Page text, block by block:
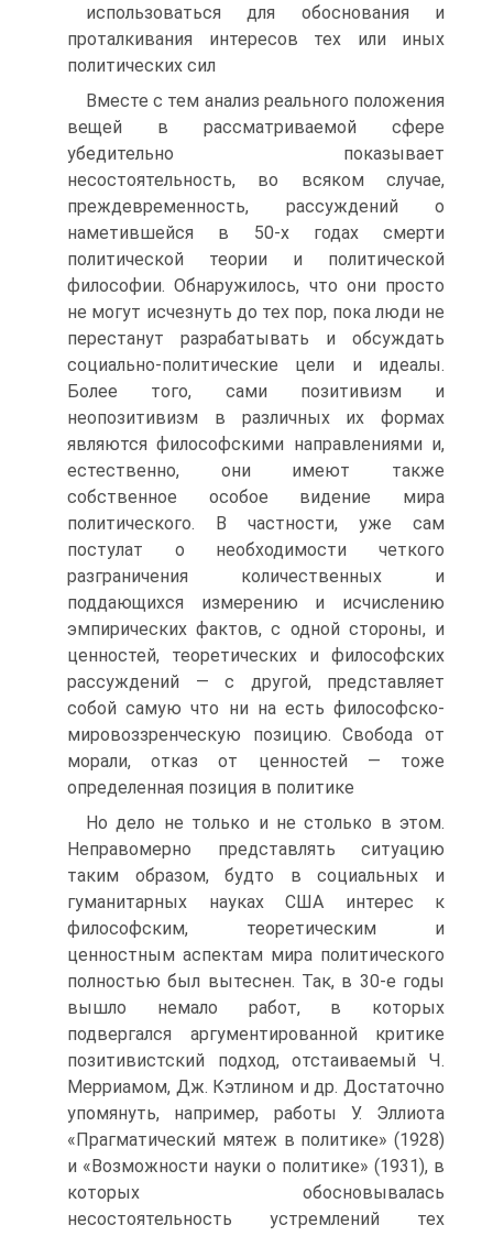
использоваться для обоснования и
проталкивания интересов тех или иных
политических сил
Вместе с тем анализ реального положения
вещей в рассматриваемой сфере
убедительно показывает
несостоятельность, во всяком случае,
преждевременность, рассуждений о
наметившейся в 50-х годах смерти
политической теории и политической
философии. Обнаружилось, что они просто
не могут исчезнуть до тех пор, пока люди не
перестанут разрабатывать и обсуждать
социально-политические цели и идеалы.
Более того, сами позитивизм и
неопозитивизм в различных их формах
являются философскими направлениями и,
естественно, они имеют также
собственное особое видение мира
политического. В частности, уже сам
постулат о необходимости четкого
разграничения количественных и
поддающихся измерению и исчислению
эмпирических фактов, с одной стороны, и
ценностей, теоретических и философских
рассуждений — с другой, представляет
собой самую что ни на есть философско-
мировоззренческую позицию. Свобода от
морали, отказ от ценностей — тоже
определенная позиция в политике
Но дело не только и не столько в этом.
Неправомерно представлять ситуацию
таким образом, будто в социальных и
гуманитарных науках США интерес к
философским, теоретическим и
ценностным аспектам мира политического
полностью был вытеснен. Так, в 30-е годы
вышло немало работ, в которых
подвергался аргументированной критике
позитивистский подход, отстаиваемый Ч.
Мерриамом, Дж. Кэтлином и др. Достаточно
упомянуть, например, работы У. Эллиота
«Прагматический мятеж в политике» (1928)
и «Возможности науки о политике» (1931), в
которых обосновывалась
несостоятельность устремлений тех